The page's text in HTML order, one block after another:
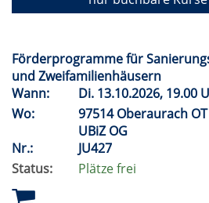
Förderprogramme für
und Zweifamilienhäusern
Wann:
Di. 13.10.2026, 19.00
Wo:
97514 Oberaurach
UBiZ OG
Nr.:
JU427
Status:
Plätze frei